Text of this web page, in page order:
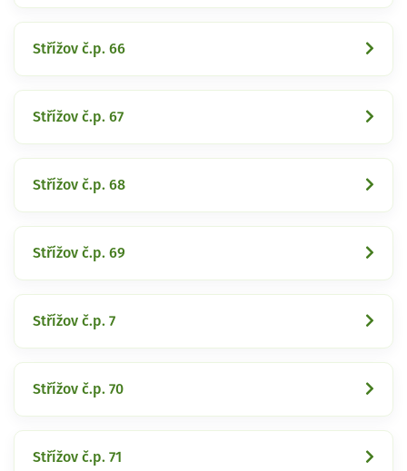
Střížov č.p. 66
Střížov č.p. 67
Střížov č.p. 68
Střížov č.p. 69
Střížov č.p. 7
Střížov č.p. 70
Střížov č.p. 71